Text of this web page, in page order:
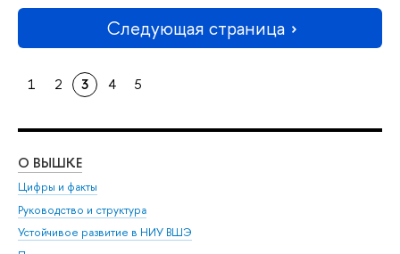
Следующая страница
1 2 3 4 5
О ВЫШКЕ
Цифры и факты
Руководство и структура
Устойчивое развитие в НИУ ВШЭ